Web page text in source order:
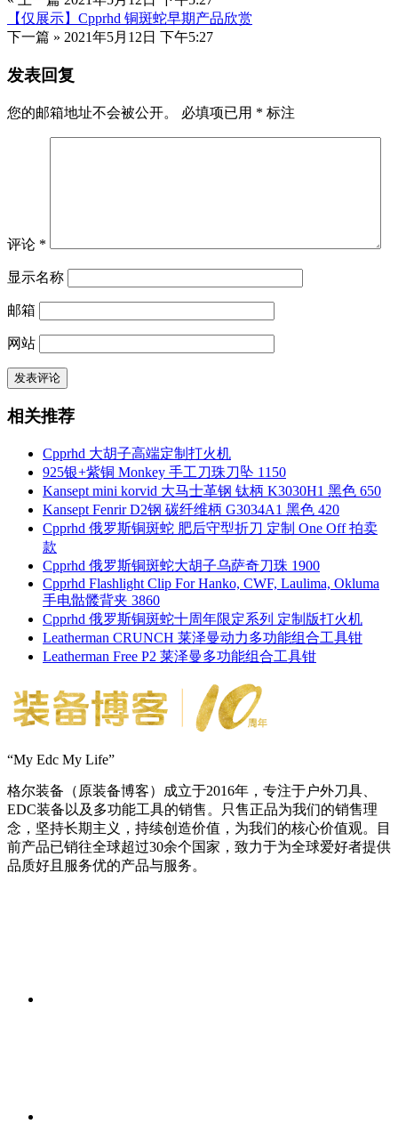
【仅展示】Cpprhd 铜斑蛇早期产品欣赏
下一篇 » 2021年5月12日 下午5:27
发表回复
您的邮箱地址不会被公开。 必填项已用 * 标注
评论 *
显示名称
邮箱
网站
相关推荐
Cpprhd 大胡子高端定制打火机
925银+紫铜 Monkey 手工刀珠刀坠 1150
Kansept mini korvid 大马士革钢 钛柄 K3030H1 黑色 650
Kansept Fenrir D2钢 碳纤维柄 G3034A1 黑色 420
Cpprhd 俄罗斯铜斑蛇 肥后守型折刀 定制 One Off 拍卖
款
Cpprhd 俄罗斯铜斑蛇大胡子乌萨奇刀珠 1900
Cpprhd Flashlight Clip For Hanko, CWF, Laulima, Okluma
手电骷髅背夹 3860
Cpprhd 俄罗斯铜斑蛇十周年限定系列 定制版打火机
Leatherman CRUNCH 莱泽曼动力多功能组合工具钳
Leatherman Free P2 莱泽曼多功能组合工具钳
“My Edc My Life”
格尔装备（原装备博客）成立于2016年，专注于户外刀具、
EDC装备以及多功能工具的销售。只售正品为我们的销售理
念，坚持长期主义，持续创造价值，为我们的核心价值观。目
前产品已销往全球超过30余个国家，致力于为全球爱好者提供
品质好且服务优的产品与服务。